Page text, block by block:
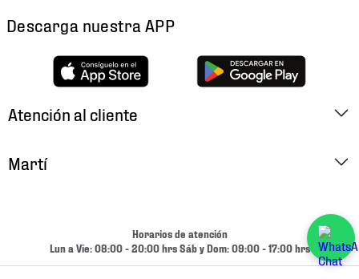
Descarga nuestra APP
Atención al cliente
Cambios y Devoluciones
Martí
Horarios de atención
Lun a Vie: 08:00 - 20:00 hrs Sáb y Dom: 09:00 - 17:00 hrs